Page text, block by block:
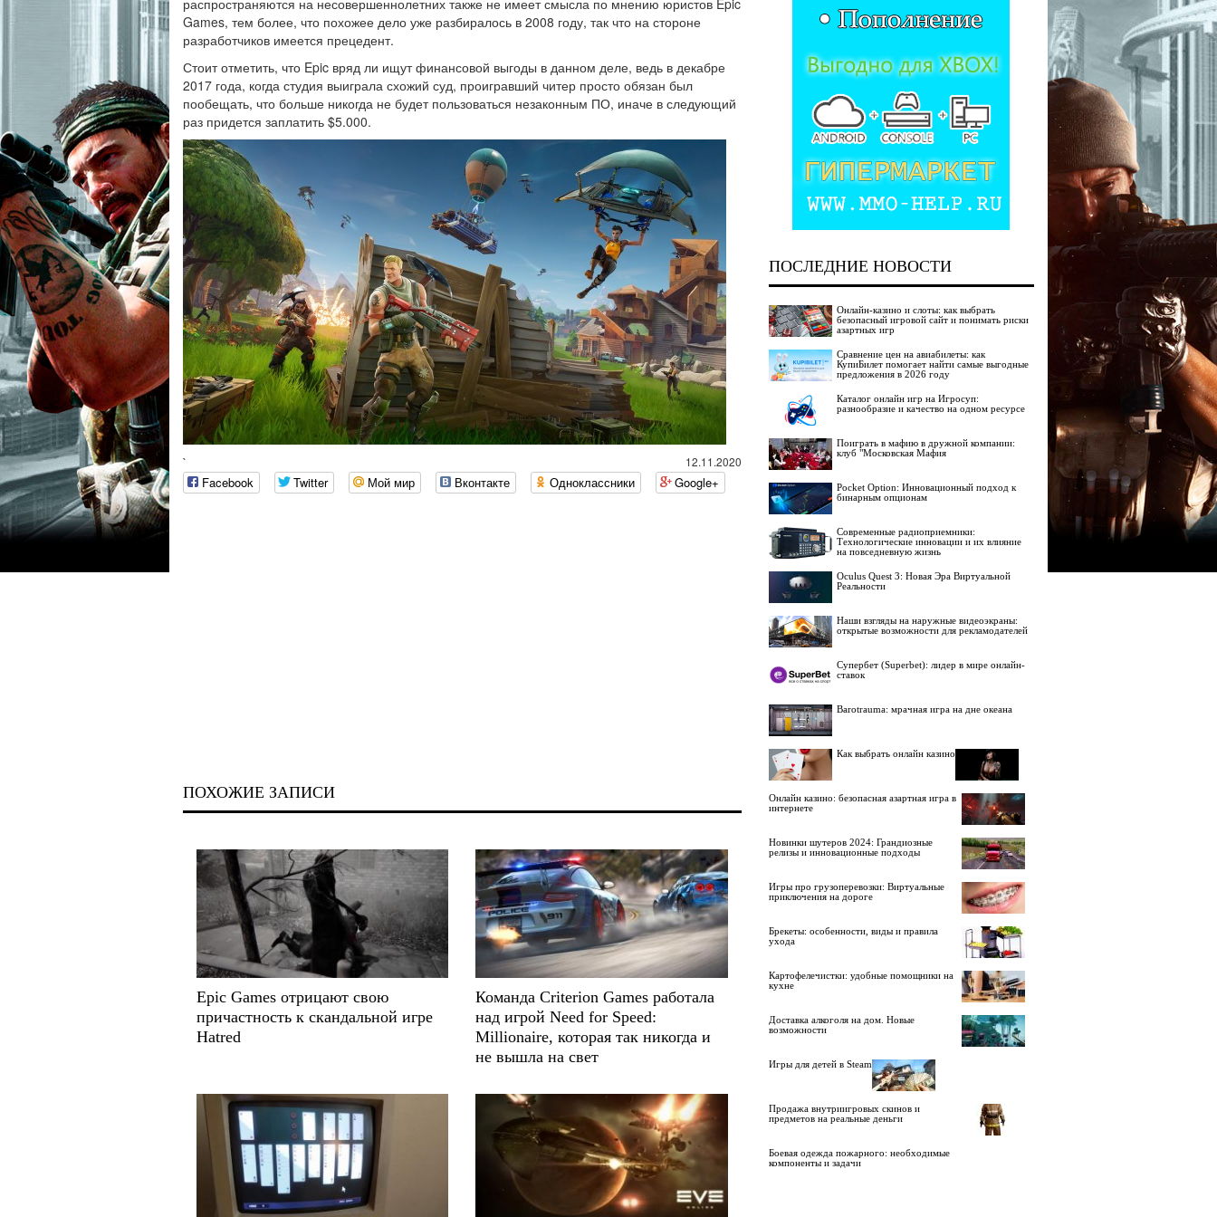
распространяются на несовершеннолетних также не имеет смысла по мнению юристов Epic
Games, тем более, что похожее дело уже разбиралось в 2008 году, так что на стороне
разработчиков имеется прецедент.
Стоит отметить, что Epic вряд ли ищут финансовой выгоды в данном деле, ведь в декабре
2017 года, когда студия выиграла схожий суд, проигравший читер просто обязан был
пообещать, что больше никогда не будет пользоваться незаконным ПО, иначе в следующий
раз придется заплатить $5.000.
12.11.2020
`
Facebook Twitter Мой мир Вконтакте Одноклассники Google+
ПОХОЖИЕ ЗАПИСИ
Epic Games отрицают свою
причастность к скандальной игре
Hatred
Команда Criterion Games работала
над игрой Need for Speed:
Millionaire, которая так никогда и
не вышла на свет
ПОСЛЕДНИЕ НОВОСТИ
Онлайн-казино и слоты: как выбрать
безопасный игровой сайт и понимать риски
азартных игр
Сравнение цен на авиабилеты: как
КупиБилет помогает найти самые выгодные
предложения в 2026 году
Каталог онлайн игр на Игросуп:
разнообразие и качество на одном ресурсе
Поиграть в мафию в дружной компании:
клуб "Московская Мафия
Pocket Option: Инновационный подход к
бинарным опционам
Современные радиоприемники:
Технологические инновации и их влияние
на повседневную жизнь
Oculus Quest 3: Новая Эра Виртуальной
Реальности
Наши взгляды на наружные видеоэкраны:
открытые возможности для рекламодателей
Супербет (Superbet): лидер в мире онлайн-
ставок
Barotrauma: мрачная игра на дне океана
Как выбрать онлайн казино
Онлайн казино: безопасная азартная игра в
интернете
Новинки шутеров 2024: Грандиозные
релизы и инновационные подходы
Игры про грузоперевозки: Виртуальные
приключения на дороге
Брекеты: особенности, виды и правила
ухода
Картофелечистки: удобные помощники на
кухне
Доставка алкоголя на дом. Новые
возможности
Игры для детей в Steam
Продажа внутриигровых скинов и
предметов на реальные деньги
Боевая одежда пожарного: необходимые
компоненты и задачи